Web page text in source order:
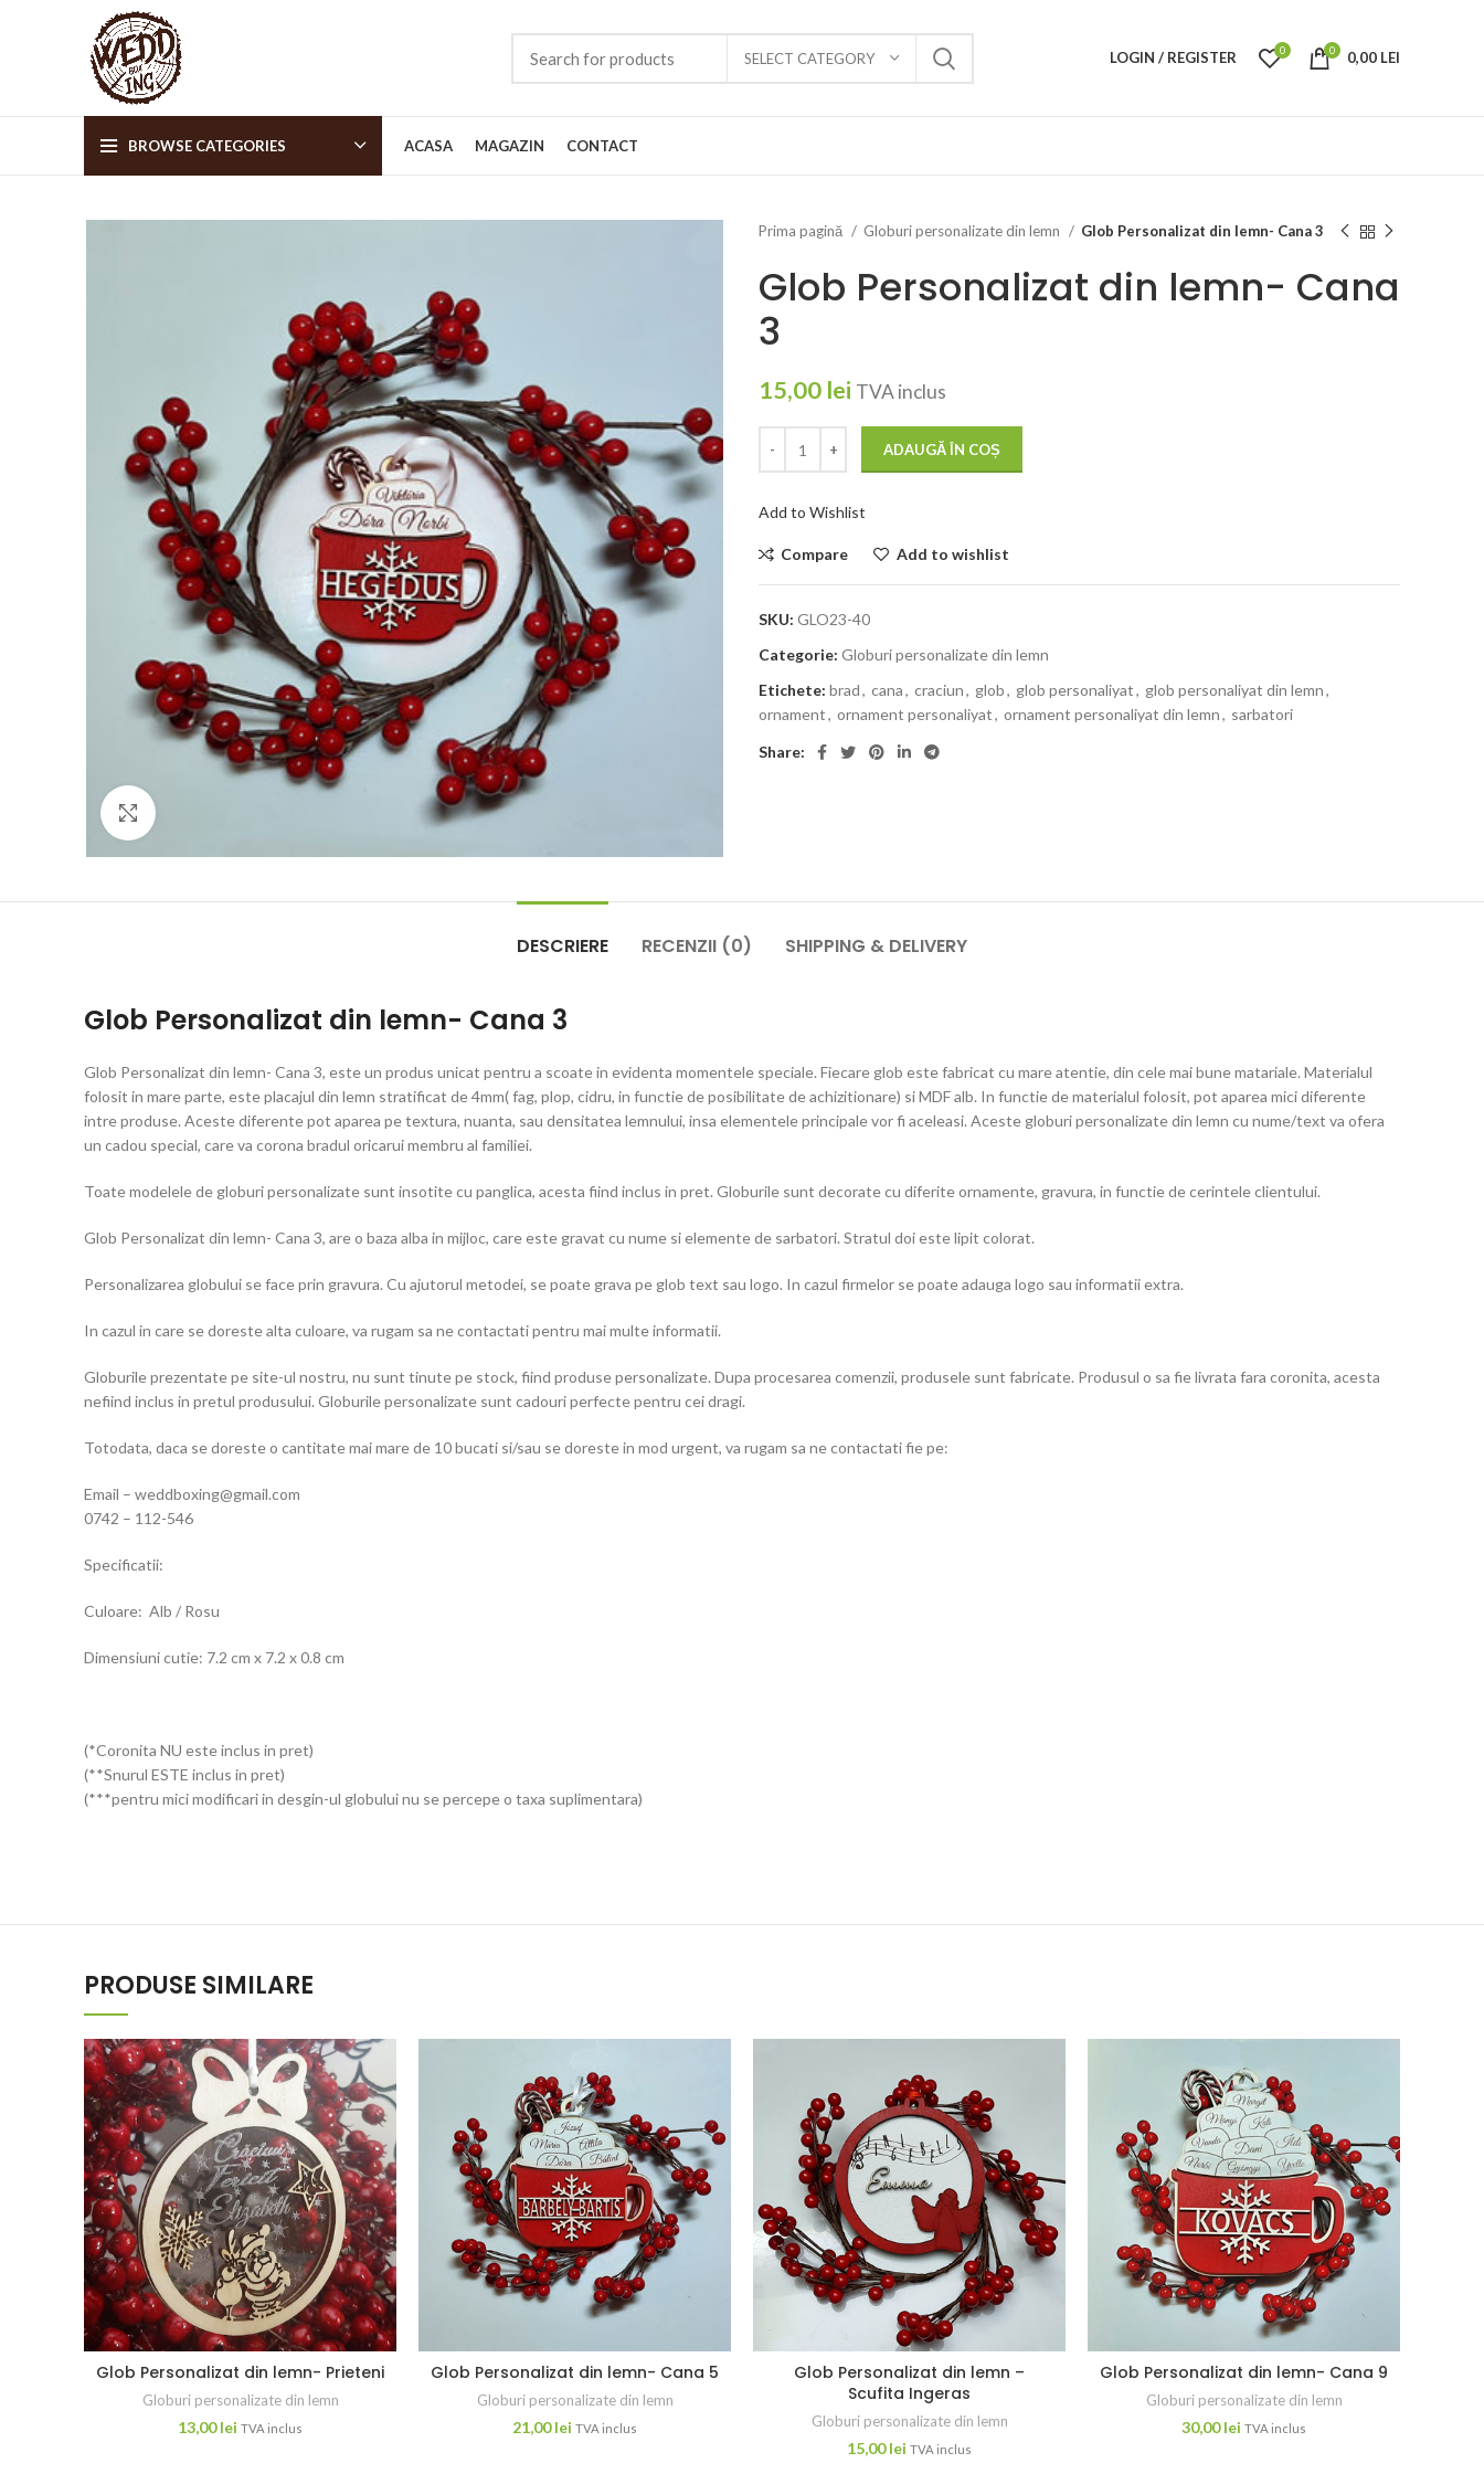
SELECT CATEGORY LOGIN / REGISTER 0 0 0,00 LEI
BROWSE CATEGORIES ACASA MAGAZIN CONTACT
Prima pagină Globuri personalizate din lemn Glob Personalizat din lemn- Cana 3
Glob Personalizat din lemn- Cana
3
15,00 lei TVA inclus
ADAUGĂ ÎN COȘ
Add to Wishlist
Compare Add to wishlist
SKU: GLO23-40
Categorie: Globuri personalizate din lemn
Etichete: brad, cana, craciun, glob, glob personaliyat, glob personaliyat din lemn,
ornament, ornament personaliyat, ornament personaliyat din lemn, sarbatori
Share:
DESCRIERE RECENZII (0) SHIPPING & DELIVERY
Glob Personalizat din lemn- Cana 3
Glob Personalizat din lemn- Cana 3, este un produs unicat pentru a scoate in evidenta momentele speciale. Fiecare glob este fabricat cu mare atentie, din cele mai bune matariale. Materialul
folosit in mare parte, este placajul din lemn stratificat de 4mm( fag, plop, cidru, in functie de posibilitate de achizitionare) si MDF alb. In functie de materialul folosit, pot aparea mici diferente
intre produse. Aceste diferente pot aparea pe textura, nuanta, sau densitatea lemnului, insa elementele principale vor fi aceleasi. Aceste globuri personalizate din lemn cu nume/text va ofera
un cadou special, care va corona bradul oricarui membru al familiei.
Toate modelele de globuri personalizate sunt insotite cu panglica, acesta fiind inclus in pret. Globurile sunt decorate cu diferite ornamente, gravura, in functie de cerintele clientului.
Glob Personalizat din lemn- Cana 3, are o baza alba in mijloc, care este gravat cu nume si elemente de sarbatori. Stratul doi este lipit colorat.
Personalizarea globului se face prin gravura. Cu ajutorul metodei, se poate grava pe glob text sau logo. In cazul firmelor se poate adauga logo sau informatii extra.
In cazul in care se doreste alta culoare, va rugam sa ne contactati pentru mai multe informatii.
Globurile prezentate pe site-ul nostru, nu sunt tinute pe stock, fiind produse personalizate. Dupa procesarea comenzii, produsele sunt fabricate. Produsul o sa fie livrata fara coronita, acesta
nefiind inclus in pretul produsului. Globurile personalizate sunt cadouri perfecte pentru cei dragi.
Totodata, daca se doreste o cantitate mai mare de 10 bucati si/sau se doreste in mod urgent, va rugam sa ne contactati fie pe:
Email – weddboxing@gmail.com
0742 – 112-546
Specificatii:
Culoare: Alb / Rosu
Dimensiuni cutie: 7.2 cm x 7.2 x 0.8 cm
(*Coronita NU este inclus in pret)
(**Snurul ESTE inclus in pret)
(***pentru mici modificari in desgin-ul globului nu se percepe o taxa suplimentara)
PRODUSE SIMILARE
Glob Personalizat din lemn- Prieteni
Globuri personalizate din lemn
13,00lei TVA inclus
Glob Personalizat din lemn- Cana 5
Globuri personalizate din lemn
21,00lei TVA inclus
Glob Personalizat din lemn –
Scufita Ingeras
Globuri personalizate din lemn
15,00lei TVA inclus
Glob Personalizat din lemn- Cana 9
Globuri personalizate din lemn
30,00lei TVA inclus